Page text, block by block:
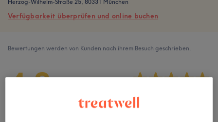
Herzog-Wilhelm-Straße 25, 80331 München
Verfügbarkeit überprüfen und online buchen
Bewertungen werden von Kunden nach ihrem Besuch geschrieben.
4,8